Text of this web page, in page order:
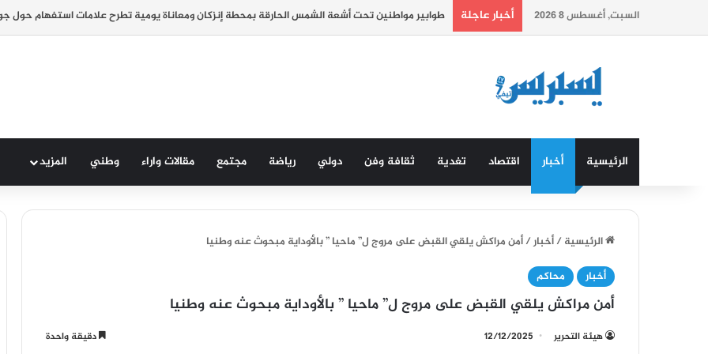
السبت, أغسطس 8 2026 أخبار عاجلة المغرب يحتل المرتبة 76 عالميا في مؤشر الازدهار العالمي.
الرئيسية أخبار اقتصاد تغدية ثقافة وفن دولي رياضة مجتمع مقالات واراء وطني المزيد
الرئيسية/أخبار/أمن مراكش يلقي القبض على مروج ل” ماحيا ” بالأوداية مبحوث عنه وطنيا
أخبار
محاكم
أمن مراكش يلقي القبض على مروج ل” ماحيا ” بالأوداية مبحوث عنه وطنيا
هيئة التحرير 12/12/2025 دقيقة واحدة